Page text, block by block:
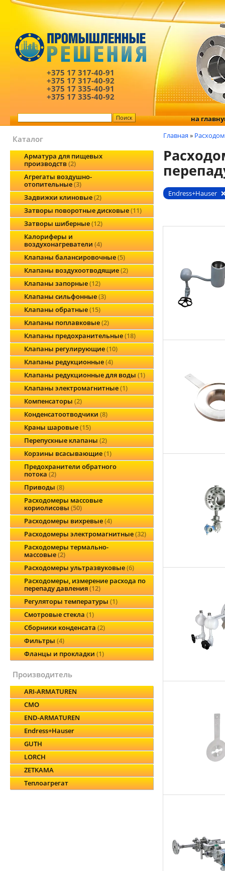
+375 17 317-40-91
+375 17 317-40-92
+375 17 335-40-91
+375 17 335-40-92
на
Каталог
Арматура для пищевых
производств 2
Агрегаты воздушно-
отопительные 3
Задвижки клиновые 2
Затворы поворотные дисковые 11
Затворы шиберные 12
Калориферы и
воздухонагреватели 4
Клапаны балансировочные 5
Клапаны воздухоотводящие 2
Клапаны запорные 12
Клапаны сильфонные 3
Клапаны обратные 15
Клапаны поплавковые 2
Клапаны предохранительные 18
Клапаны регулирующие 10
Клапаны редукционные 4
Клапаны редукционные для воды 1
Клапаны электромагнитные 1
Компенсаторы 2
Конденсатоотводчики 8
Краны шаровые 15
Перепускные клапаны 2
Корзины всасывающие 1
Предохранители обратного
потока 2
Приводы 8
Расходомеры массовые
кориолисовы 50
Расходомеры вихревые 4
Расходомеры электромагнитные 32
Расходомеры термально-
массовые 2
Расходомеры ультразвуковые 6
Расходомеры, измерение расхода по
перепаду давления 12
Регуляторы температуры 1
Смотровые стекла 1
Сборники конденсата 2
Фильтры 4
Фланцы и прокладки 1
производитель
ARI-ARMATUREN
CMO
END-ARMATUREN
Endress+Hauser
GUTH
LORCH
ZETKAMA
Теплоагрегат
Главная »
Endress+Hauser